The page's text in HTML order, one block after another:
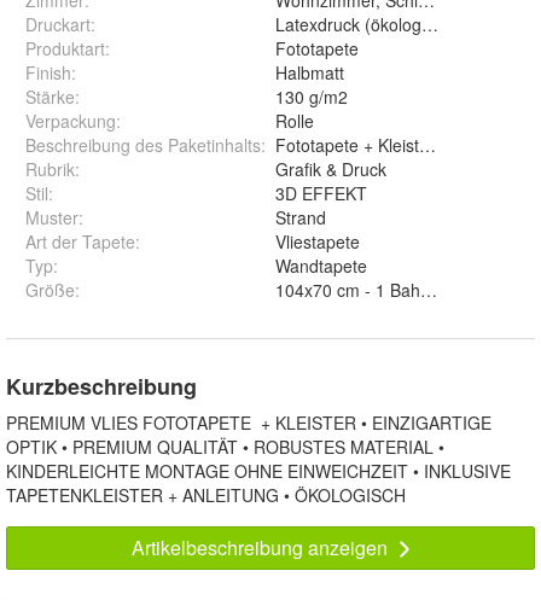
Druckart:
Latexdruck (ökologisch)
Produktart:
Fototapete
Finish:
Halbmatt
Stärke:
130 g/m2
Verpackung:
Rolle
Beschreibung des Paketinhalts: Fototapete + Kleister + Anleitung
Rubrik:
Grafik & Druck
Stil:
3D EFFEKT
Muster:
Strand
Art der Tapete:
Vliestapete
Typ:
Wandtapete
Größe: 104x70 cm - 1 Bahn, 152x104
Kurzbeschreibung
PREMIUM VLIES FOTOTAPETE + KLEISTER • EINZIGARTIGE
OPTIK • PREMIUM QUALITÄT • ROBUSTES MATERIAL •
KINDERLEICHTE MONTAGE OHNE EINWEICHZEIT • INKLUSIVE
TAPETENKLEISTER + ANLEITUNG • ÖKOLOGISCH
Artikelbeschreibung anzeigen